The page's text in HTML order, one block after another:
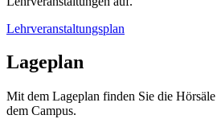
Lehrveranstaltungsplan
Lageplan
Mit dem Lageplan finden Sie die
dem Campus.